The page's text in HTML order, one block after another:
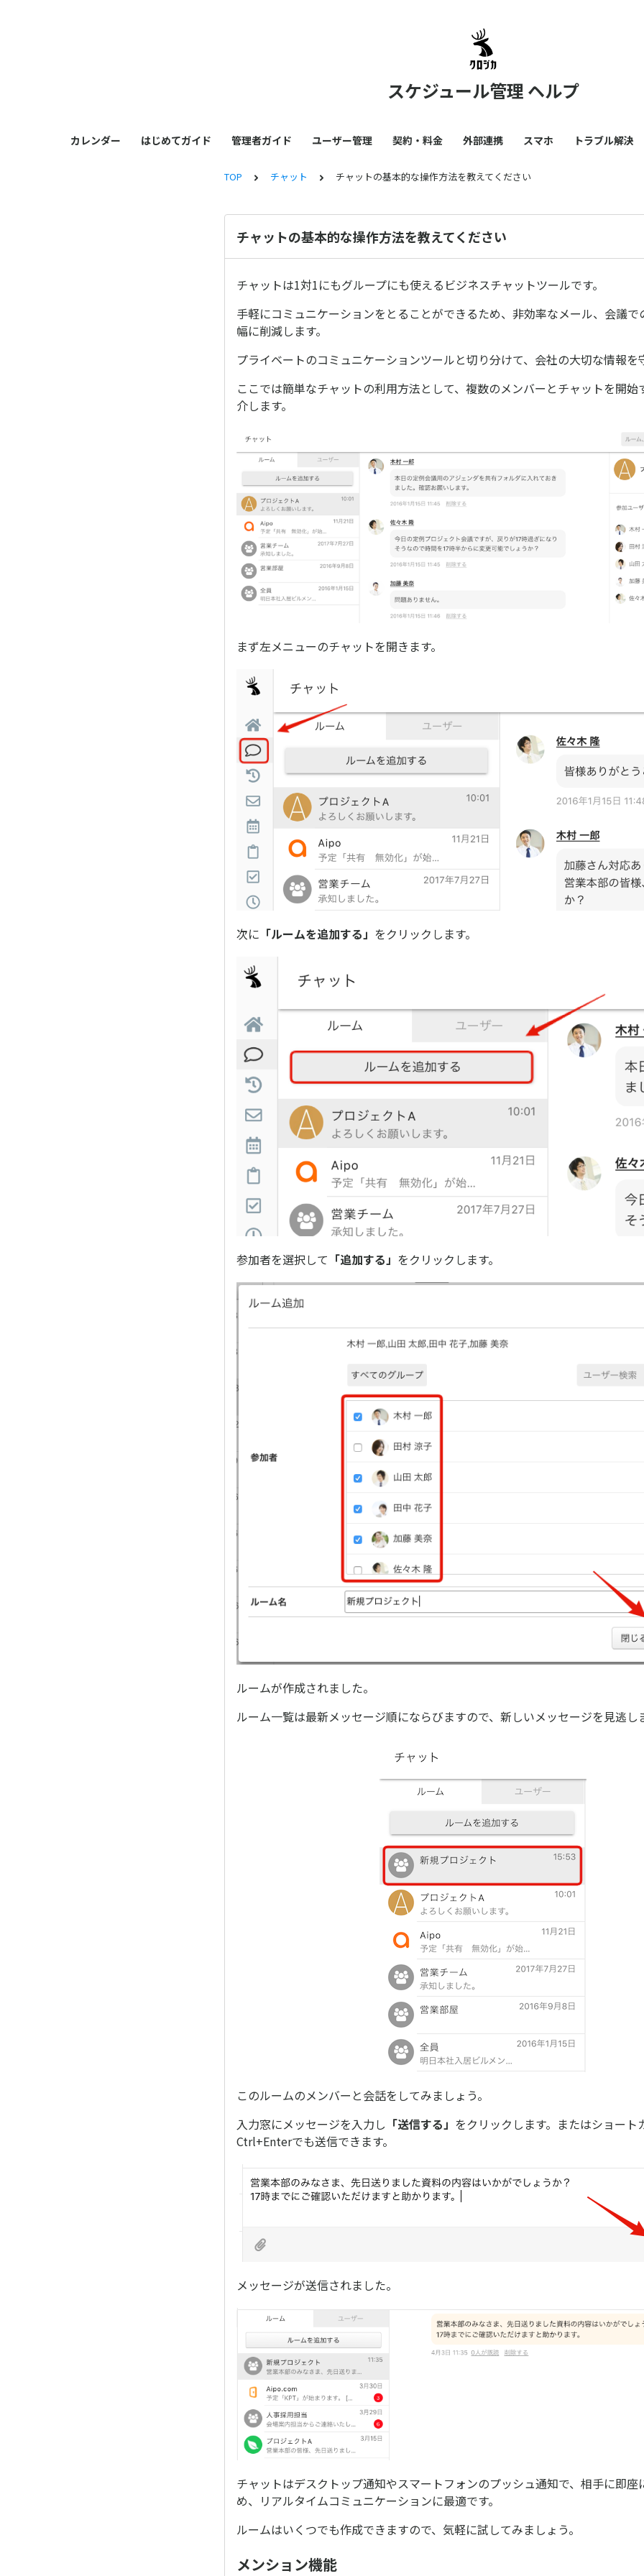
スケジュール管理 ヘルプ
カレンダー はじめてガイド 管理者ガイド ユーザー管理 契約・料金 外部連携 スマホ トラブル解決
TOP チャット チャットの基本的な操作方法を教えてください
チャットの基本的な操作方法を教えてください
チャットは1対1にもグループにも使えるビジネスチャットツールです。
手軽にコミュニケーションをとることができるため、非効率なメール、会議で
幅に削減します。
プライベートのコミュニケーションツールと切り分けて、会社の大切な情報を
ここでは簡単なチャットの利用方法として、複数のメンバーとチャットを開始
介します。
まず左メニューのチャットを開きます。
次に 「ルームを追加する」 をクリックします。
参加者を選択して 「追加する」 をクリックします。
ルームが作成されました。
ルーム一覧は最新メッセージ順にならびますので、新しいメッセージを見逃し
このルームのメンバーと会話をしてみましょう。
入力窓にメッセージを入力し 「送信する」 をクリックします。またはショー
Ctrl+Enterでも送信できます。
メッセージが送信されました。
チャットはデスクトップ通知やスマートフォンのプッシュ通知で、相手に即座
め、リアルタイムコミュニケーションに最適です。
ルームはいくつでも作成できますので、気軽に試してみましょう。
メンション機能